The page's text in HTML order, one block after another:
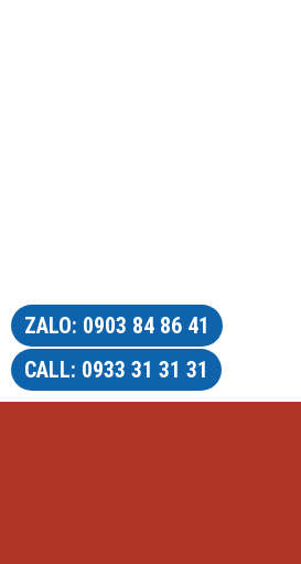
CALL: 0933 31 31 31
ZALO: 0903 84 86 41